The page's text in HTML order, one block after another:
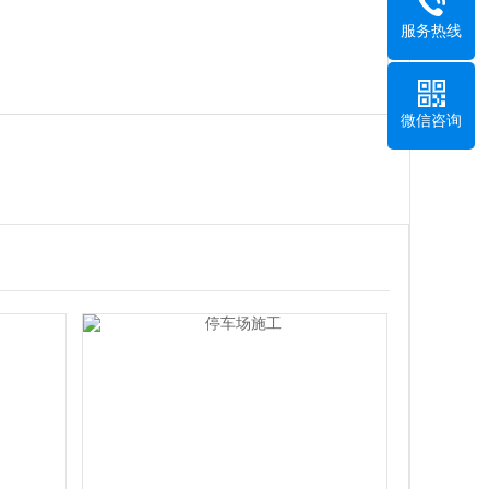
服务热线
微信咨询